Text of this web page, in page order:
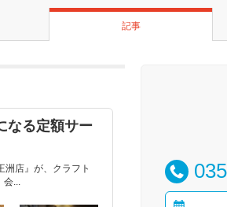
記事
なる定額サー
洲店』が、クラフト
...